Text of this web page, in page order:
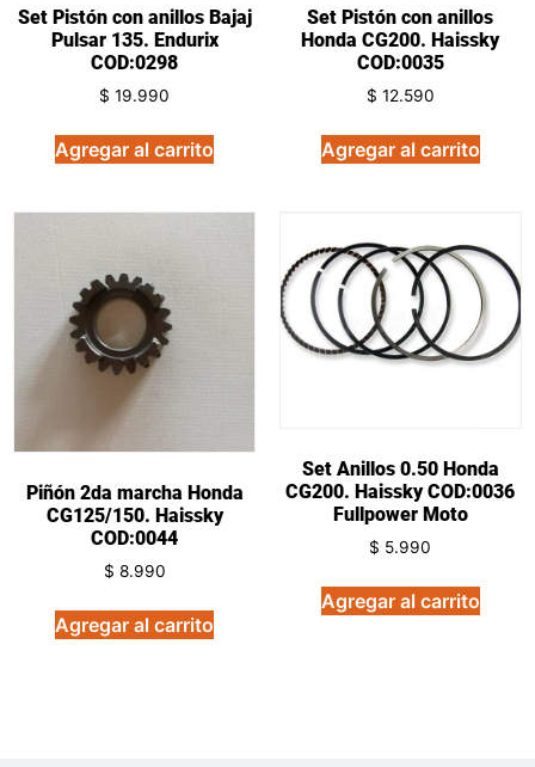
Set Pistón con anillos Bajaj
Pulsar 135. Endurix
COD:0298
$ 19.990
Agregar al carrito
Set Pistón con anillos
Honda CG200. Haissky
COD:0035
$ 12.590
Agregar al carrito
Piñón 2da marcha Honda
CG125/150. Haissky
COD:0044
$ 8.990
Agregar al carrito
Set Anillos 0.50 Honda
CG200. Haissky COD:0036
Fullpower Moto
$ 5.990
Agregar al carrito